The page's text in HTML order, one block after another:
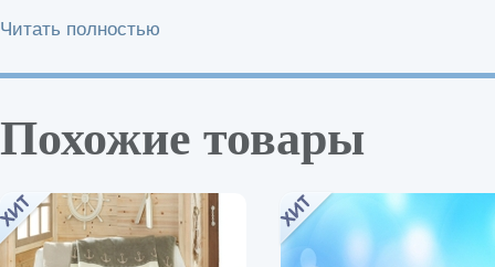
Читать полностью
Похожие товары